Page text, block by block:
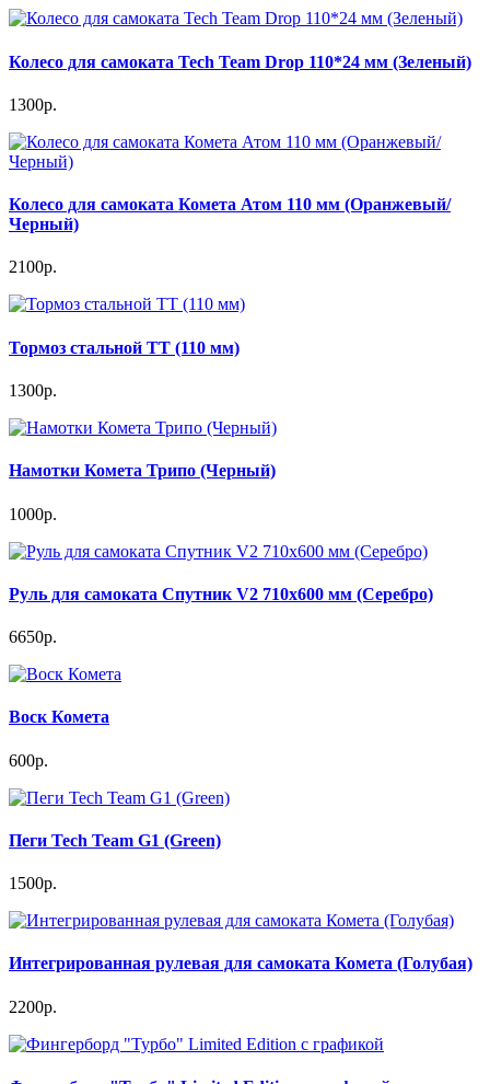
Колесо для самоката Tech Team Drop 110*24 мм (Зеленый)
1300р.
Колесо для самоката Комета Атом 110 мм (Оранжевый/
Черный)
2100р.
Тормоз стальной ТТ (110 мм)
1300р.
Намотки Комета Трипо (Черный)
1000р.
Руль для самоката Спутник V2 710x600 мм (Серебро)
6650р.
Воск Комета
600р.
Пеги Tech Team G1 (Green)
1500р.
Интегрированная рулевая для самоката Комета (Голубая)
2200р.